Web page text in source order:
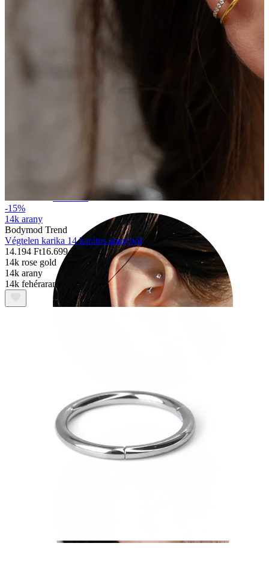
Industrial
Rook
-15%
14k arany
Bodymod Trend
Végtelen karika 14 karátos aranyból
14.194 Ft16.699 Ft
14k rose gold
14k arany
14k fehérarany